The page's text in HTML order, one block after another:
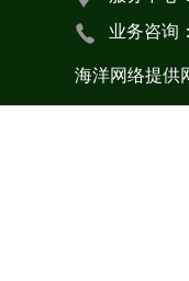
业务咨询
海洋网络提供